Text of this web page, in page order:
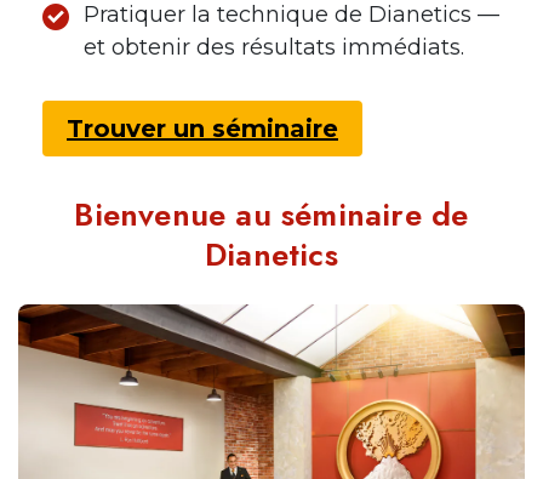
Pratiquer la technique de Dianetics —
et obtenir des résultats immédiats.
Trouver un séminaire
Bienvenue au séminaire de
Dianetics